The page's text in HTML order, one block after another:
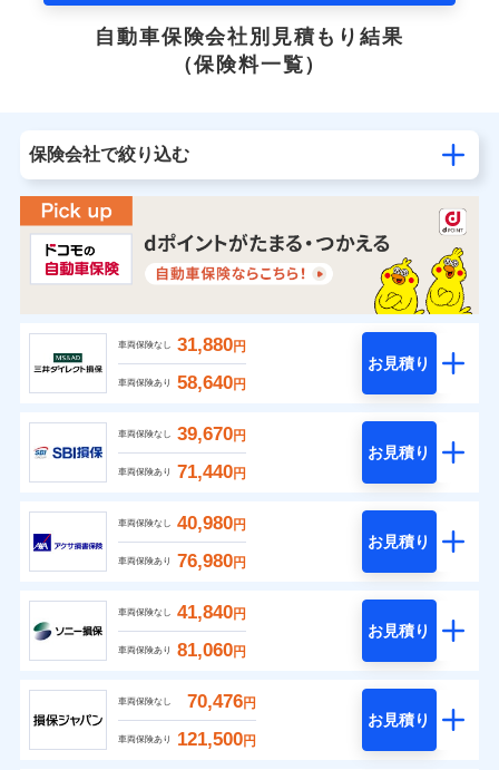
自動車保険会社別見積もり結果
（保険料一覧）
保険会社で絞り込む
車両保険なし 31,880円
車両保険あり 58,640円
お見積り
車両保険なし 39,670円
車両保険あり 71,440円
お見積り
車両保険なし 40,980円
車両保険あり 76,980円
お見積り
車両保険なし 41,840円
車両保険あり 81,060円
お見積り
車両保険なし 70,476円
車両保険あり 121,500円
お見積り